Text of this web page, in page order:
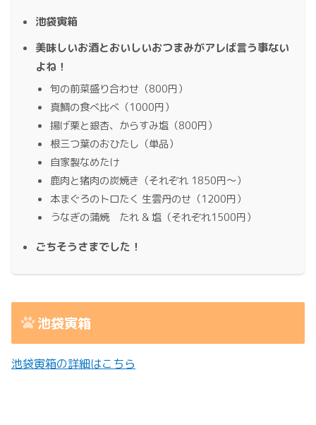
池袋寅箱
美味しいお酒とおいしいおつまみがアレば言う事ない
よね！
旬の前菜盛り合わせ（800円）
真鯛の食べ比べ（1000円）
揚げ栗と銀杏、からすみ塩（800円）
根三つ葉のおひたし（単品）
自家製なめたけ
鹿肉と猪肉の炭焼き（それぞれ 1850円〜）
本まぐろのトロたく 生雲丹のせ（1200円）
うなぎの蒲焼 たれ & 塩（それぞれ1500円）
ごちそうさまでした！
池袋寅箱
池袋寅箱の詳細はこちら